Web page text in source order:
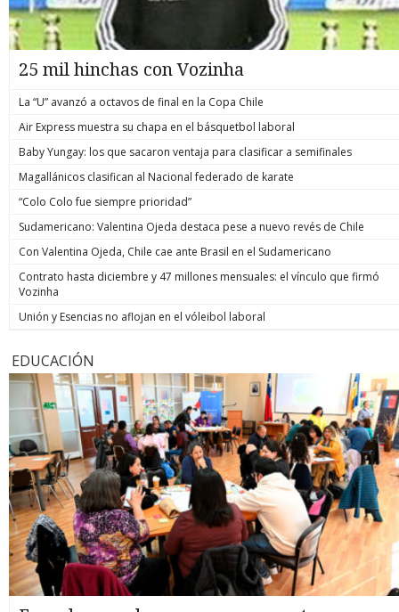
25 mil hinchas con Vozinha
La “U” avanzó a octavos de final en la Copa Chile
Air Express muestra su chapa en el básquetbol laboral
Baby Yungay: los que sacaron ventaja para clasificar a semifinales
Magallánicos clasifican al Nacional federado de karate
“Colo Colo fue siempre prioridad”
Sudamericano: Valentina Ojeda destaca pese a nuevo revés de Chile
Con Valentina Ojeda, Chile cae ante Brasil en el Sudamericano
Contrato hasta diciembre y 47 millones mensuales: el vínculo que firmó
Vozinha
Unión y Esencias no aflojan en el vóleibol laboral
EDUCACIÓN